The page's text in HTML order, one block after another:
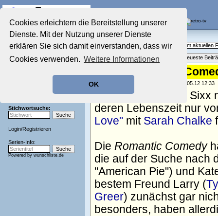
Cookies erleichtern die Bereitstellung unserer
Dienste. Mit der Nutzung unserer Dienste
erklären Sie sich damit einverstanden, dass wir
Cookies verwenden. Weitere Informationen
OK
Startseite
Aktuelles Forum
Film-Forum
Zeichentrick-Forum
Stichwortsuche:
Login/Registrieren
Serien-Info:
Powered by wunschliste.de
Aktuelles Forum
Fragen, Antworten und Meinungen zum aktuellen
Themenübersicht • Neues Thema Neueste
Sixx nimmt CBS-
geschrieben von: , 13.05.12 12:33
Der Frauensender Sixx
deren Lebenszeit nur
Love" mit Sarah Chalke
Die Romantic Comedy
die auf der Suche nach
"American Pie") und
bestem Freund Larry (
Greer) zunächst gar
besonders, haben